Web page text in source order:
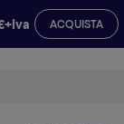
ACQUISTA